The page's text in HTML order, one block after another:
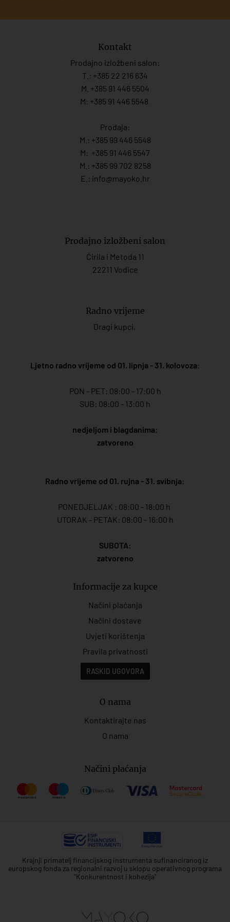
Kontakt
Prodajno izložbeni salon:
T.: +385 22 216 634
M. +385 91 446 5504
M: +385 91 446 5548
Prodaja:
M.: +385 99 446 5548
M: +385 91 446 5547
M.: +385 99 702 8258
E.: info@mayoko. hr
Prodajno izložbeni salon
Ćirila i Metoda 11
22211 Vodice
Radno vrijeme
Dragi kupci,
Ljetno radno vrijeme od 01. lipnja - 31. kolovoza:
PON - PET: 08:00 - 17:00 h
SUB: 08:00 - 13:00 h
nedjeljom i blagdanima:
zatvoreno
Radno vrijeme od 01. rujna - 31. svibnja:
PONEDJELJAK : 08:00 - 18:00 h
UTORAK - PETAK: 08:00 - 16:00 h
SUBOTA:
zatvoreno
Informacije za kupce
Načini plaćanja
Načini dostave
Uvjeti korištenja
Pravila privatnosti
RASKID UGOVORA
O nama
Kontaktirajte nas
O nama
Načini plaćanja
Krajnji primatelj financijskog instrumenta sufinanciranog iz
europskog fonda za regionalni razvoj u sklopu operativnog programa
"Konkurentnost i kohezija"